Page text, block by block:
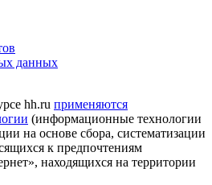
данных
hh.ru применяются
(информационные технологии
на основе сбора, систематизации
к предпочтениям
находящихся на территории